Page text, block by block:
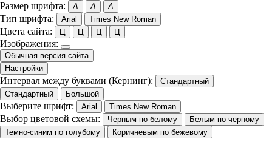
Размер шрифта: A A A
Тип шрифта: Arial Times New Roman
Цвета сайта: Ц Ц Ц Ц
Изображения:
Обычная версия сайта
Настройки
Интервал между буквами (Кернинг):
Стандартный
Стандартный
Большой
Выберите шрифт: Arial Times New Roman
Выбор цветовой схемы: Черным по белому
Белым по черному
Темно-синим по голубому
Коричневым по бежевому